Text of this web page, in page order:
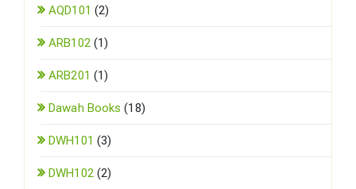
AQD101 (2)
ARB102(1)
ARB201 (1)
Dawah Books (18)
DWH101 (3)
DWH102(2)